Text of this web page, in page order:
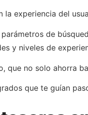
la experiencia del
de
y niveles de
que no solo ahorra
que te guían